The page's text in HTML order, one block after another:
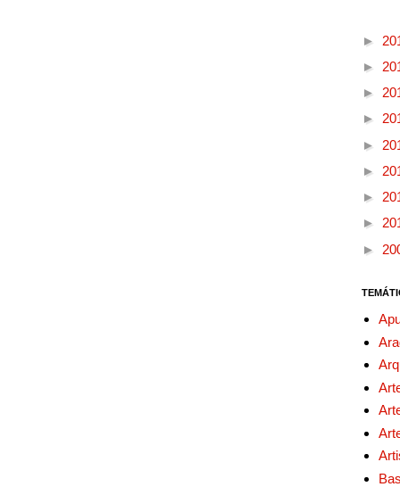
►
►
►
►
►
►
►
►
►